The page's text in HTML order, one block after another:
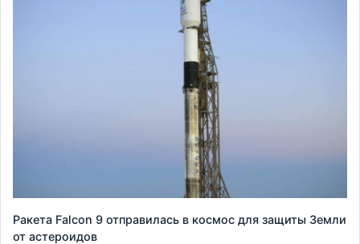
Ракета Falcon 9 отправилась в космос для защиты Земли
от астероидов